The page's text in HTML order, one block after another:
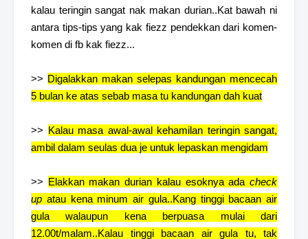
kalau teringin sangat nak makan durian..Kat bawah ni
antara tips-tips yang kak fiezz pendekkan dari komen-
komen di fb kak fiezz...
>> Digalakkan makan selepas kandungan mencecah
5 bulan ke atas sebab masa tu kandungan dah kuat
>> Kalau masa awal-awal kehamilan teringin sangat,
ambil dalam seulas dua je untuk lepaskan mengidam
>> Elakkan makan durian kalau esoknya adacheck
up atau kena minum air gula..Kang tinggi bacaan air
gula walaupun kena berpuasa mulai dari
12.00t/malam..Kalau tinggi bacaan air gula tu, tak